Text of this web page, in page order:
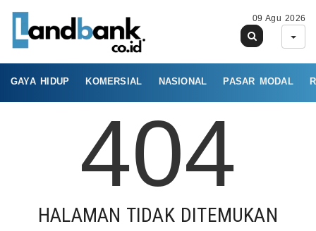
09 Agu 2026
GAYA HIDUP KOMERSIAL NASIONAL PASAR MODAL
404
HALAMAN TIDAK DITEMUKAN